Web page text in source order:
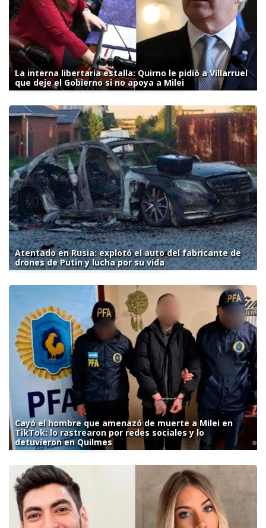
La interna libertaria estalla: Quirno le pidió a Villarruel
que deje el Gobierno si no apoya a Milei
Atentado en Rusia: explotó el auto del fabricante de
drones de Putin y lucha por su vida
Cayó el hombre que amenazó de muerte a Milei en
TikTok: lo rastrearon por redes sociales y lo
detuvieron en Quilmes